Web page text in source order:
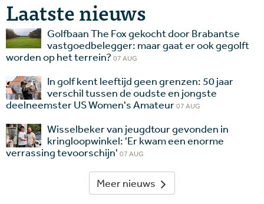
Laatste nieuws
Golfbaan The Fox gekocht door Brabantse
vastgoedbelegger: maar gaat er ook gegolft
worden op het terrein?07 AUG
In golf kent leeftijd geen grenzen: 50 jaar
verschil tussen de oudste en jongste
deelneemster US Women's Amateur07 AUG
Wisselbeker van jeugdtour gevonden in
kringloopwinkel: 'Er kwam een enorme
verrassing tevoorschijn' 07 AUG
Meer nieuws